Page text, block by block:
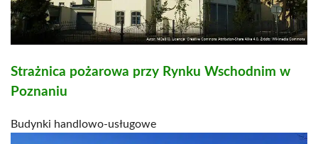
Strażnica pożarowa przy Rynku Wschodnim w
Poznaniu
Budynki handlowo-usługowe